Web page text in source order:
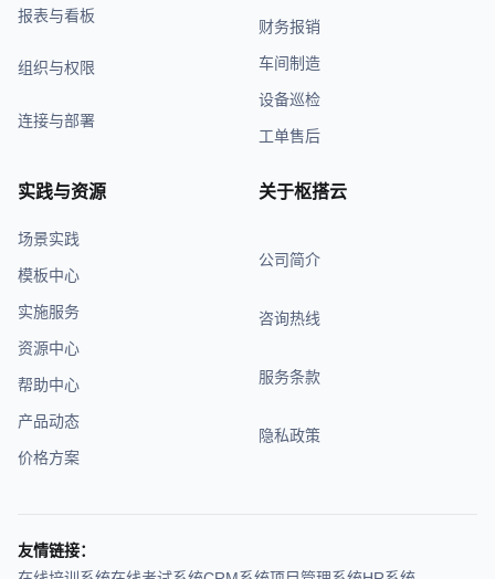
报表与看板
组织与权限
连接与部署
财务报销
车间制造
设备巡检
工单售后
实践与资源
场景实践
模板中心
实施服务
资源中心
帮助中心
产品动态
价格方案
关于枢搭云
公司简介
咨询热线
服务条款
隐私政策
友情链接：